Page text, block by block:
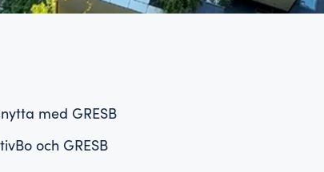
med GRESB
och GRESB